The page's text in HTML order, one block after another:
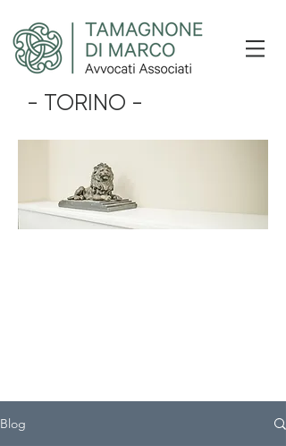
- TORINO -
Blog